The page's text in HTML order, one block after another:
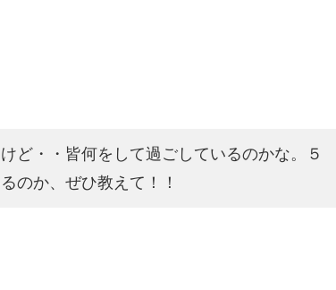
ど・・皆何をして過ごしているのかな。５
のか、ぜひ教えて！！